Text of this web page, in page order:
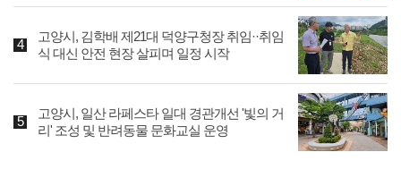
고양시, 김학배 제21대 덕양구청장 취임··취임
식 대신 안전 현장 살피며 일정 시작
고양시, 일산 라페스타 일대 경관개선 '빛의 거
리' 조성 및 반려동물 문화교실 운영